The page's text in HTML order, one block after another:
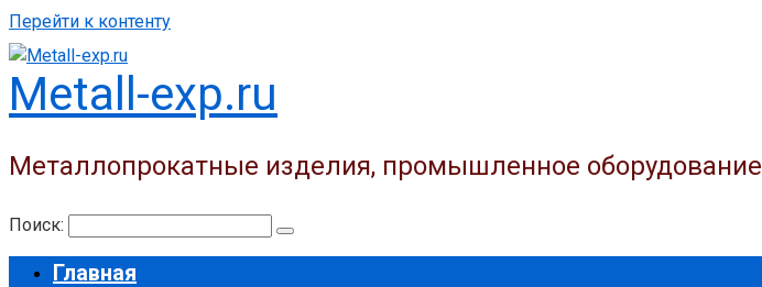
Перейти к контенту
Metall-exp.ru
Металлопрокатные изделия, промышленное оборудование
Поиск:
Главная